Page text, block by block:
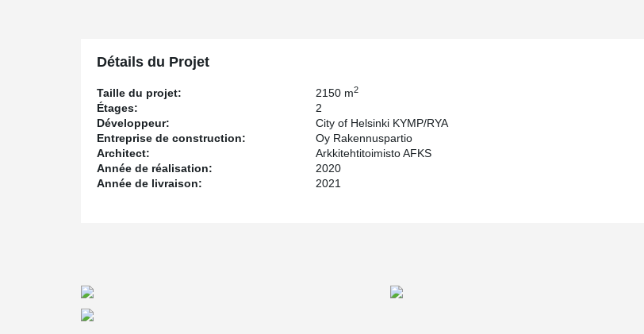
Détails du Projet
Taille du projet: 2150 m2
Étages:
2
Développeur:
City of Helsinki KYMP/RYA
Entreprise de construction:
Oy Rakennuspartio
Architect:
Arkkitehtitoimisto AFKS
Année de réalisation:
2020
Année de livraison:
2021